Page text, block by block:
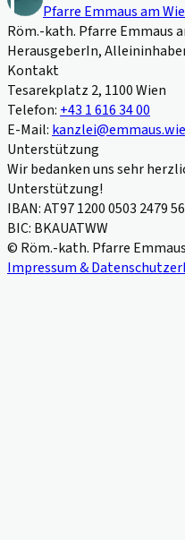
Pfarre Emmaus am
Röm.-kath. Pfarre Emmaus
HerausgeberIn,
Kontakt
Tesarekplatz 2, 1100 Wien
Telefon: +43 1 616 34 00
E-Mail:
Unterstützung
Wir bedanken uns sehr
Unterstützung!
IBAN: AT97 1200 0503 2479
BIC: BKAUATWW
© Röm.-kath. Pfarre
Impressum &